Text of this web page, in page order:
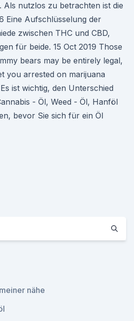
Als nutzlos zu betrachten ist die
Eine Aufschlüsselung der
zwischen THC und CBD,
für beide. 15 Oct 2019 Those
bears may be entirely legal,
you arrested on marijuana
ist wichtig, den Unterschied
- Öl, Weed - Öl, Hanföl
bevor Sie sich für ein Öl
nähe